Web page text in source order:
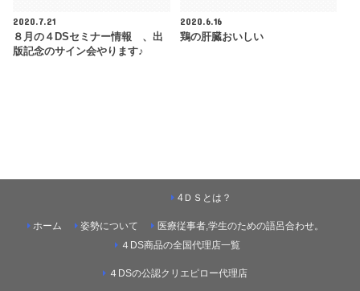
2020.7.21
８月の４DSセミナー情報 、出
版記念のサイン会やります♪
2020.6.16
鶏の肝臓おいしい
ホーム
4ＤＳとは？
姿勢について
医療従事者,学生のための語呂合わせ。
４DS商品の全国代理店一覧
４DSの公認クリエピロー代理店